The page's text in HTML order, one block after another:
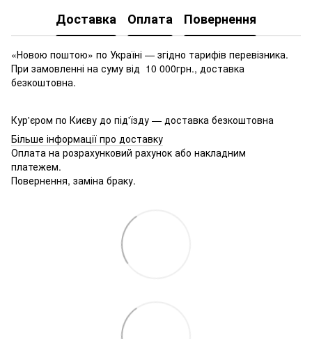
Доставка Оплата Повернення
«Новою поштою» по Україні — згідно тарифів перевізника.
При замовленні на суму від 10 000грн., доставка
безкоштовна.
Кур'єром по Києву до під'їзду — доставка безкоштовна
Більше інформації про доставку
Оплата на розрахунковий рахунок або накладним
платежем.
Повернення, заміна браку.